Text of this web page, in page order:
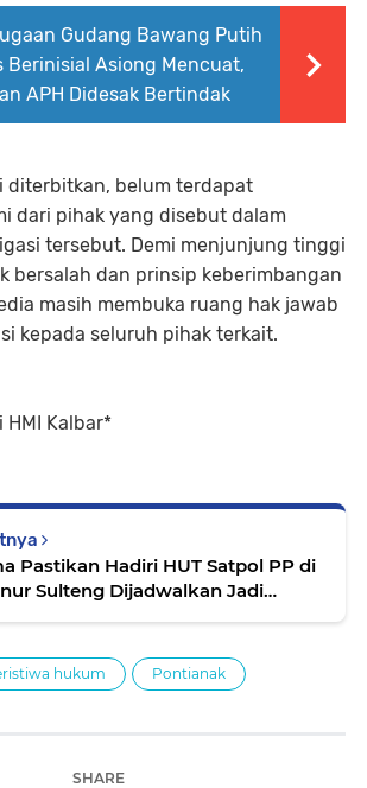
Gudang Bawang Putih
Berinisial Asiong Mencuat,
APH Didesak Bertindak
diterbitkan, belum terdapat
dari pihak yang disebut dalam
tersebut. Demi menjunjung tinggi
bersalah dan prinsip keberimbangan
masih membuka ruang hak jawab
kepada seluruh pihak terkait.
Kalbar*
Pastikan Hadiri HUT Satpol PP di
Sulteng Dijadwalkan Jadi
hukum Pontianak
SHARE